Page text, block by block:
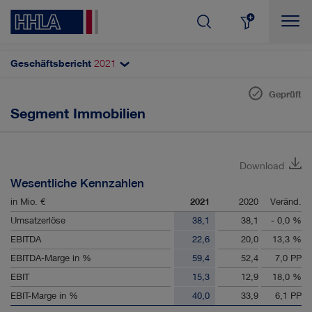
AKTIE & DIVIDENDE
CORPORATE GOVERNANCE
DIGITALISIERUNG ERGEBNISSE
INNOVATION KUNDEN & MÄRKTE
MANAGEMENT MITARBEITER
Geschäftsbericht 2021
Immobilien
Geprüft
Segment Immobilien
Download
Wesentliche Kennzahlen
in Mio. € 2021 2020
Veränd.
Umsatzerlöse
38,1 38,1
- 0,0 %
EBITDA
22,6 20,0
13,3 %
EBITDA-Marge in %
59,4 52,4
7,0 PP
EBIT
15,3 12,9
18,0 %
EBIT-Marge in %
40,0 33,9 6,1 PP